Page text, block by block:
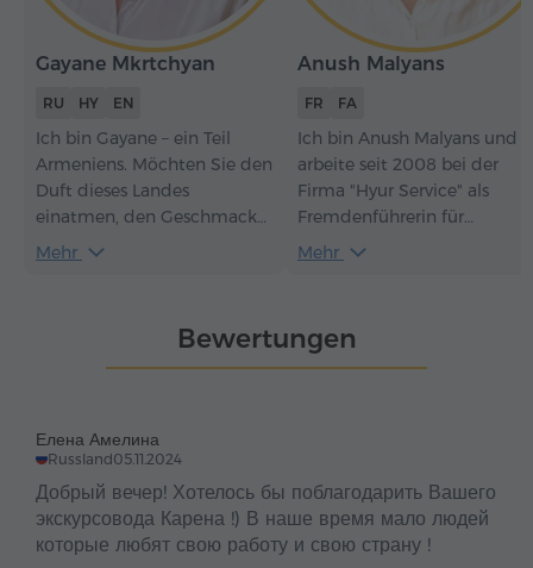
Gayane Mkrtchyan
RU HY EN
Ich bin Gayane – ein Teil
Armeniens. Möchten Sie den
Duft dieses Landes
einatmen, den Geschmack
unserer jahrhundertealten
hohen Berge, und warum
nicht, der Geschichte der in
gemeinsam dieses uralte
Land entdecken.
Mehr
Anush Malyans
FR FA
Ich bin Anush Malyans und
arbeite seit 2008 bei der
Firma "Hyur Service" als
Fremdenführerin für
Französisch und Persisch. Ich
wunderbare Land zu zeigen.
Ich werde Ihnen auch
Mehr
Bewertungen
Елена Амелина
Russland05.11.2024
Добрый вечер! Хотелось бы поблагодарить Вашего
экскурсовода Карена !) В наше время мало людей
которые любят свою работу и свою страну !